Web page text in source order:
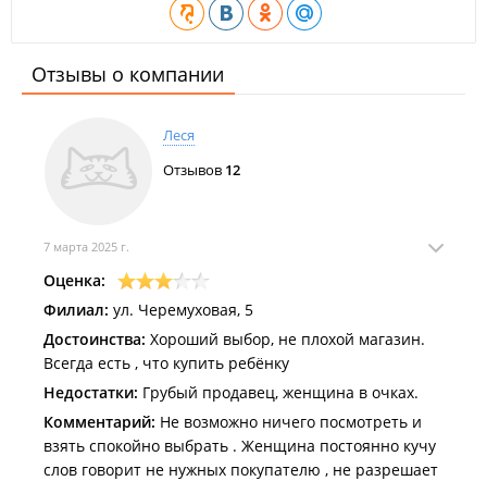
Отзывы о компании
Леся
Отзывов 12
7 марта 2025 г.
Оценка:
Филиал: ул. Черемуховая, 5
Достоинства: Хороший выбор, не плохой магазин.
Всегда есть , что купить ребёнку
Недостатки: Грубый продавец, женщина в очках.
Комментарий: Не возможно ничего посмотреть и
взять спокойно выбрать . Женщина постоянно кучу
слов говорит не нужных покупателю , не разрешает